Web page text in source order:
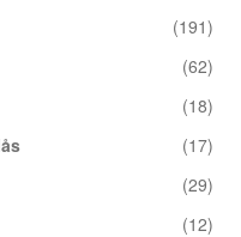
(191)
(62)
(18)
(17)
(29)
(12)